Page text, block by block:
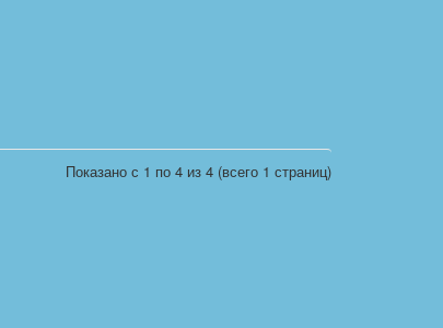
Показано с 1 по 4 из 4 (всего 1 страниц)